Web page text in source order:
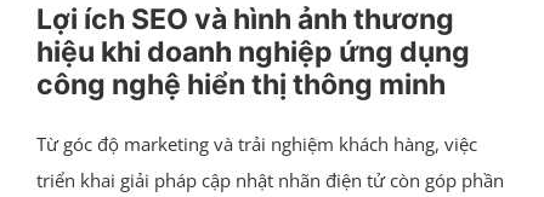
Lợi ích SEO và hình ảnh thương
hiệu khi doanh nghiệp ứng dụng
công nghệ hiển thị thông minh
Từ góc độ marketing và trải nghiệm khách hàng, việc
triển khai giải pháp cập nhật nhãn điện tử còn góp phần